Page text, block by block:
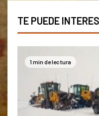
TE PUEDE
1 min de lectura